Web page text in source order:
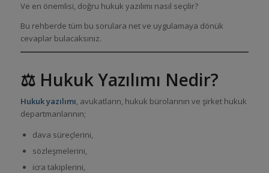
Ve en önemlisi, doğru hukuk yazılımı nasıl seçilir?
Bu rehberde tüm bu sorulara net ve uygulamaya dönük
cevaplar bulacaksınız.
⚖️ Hukuk Yazılımı Nedir?
Hukuk yazılımı, avukatların, hukuk bürolarının ve şirket hukuk
departmanlarının;
dava süreçlerini,
sözleşmelerini,
icra takiplerini,